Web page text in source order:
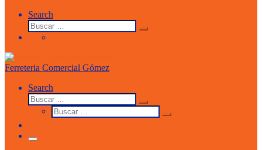
Search
Buscar
Buscar
Ferreteria Comercial Gómez
Search
Buscar
Buscar
…
Buscar
Buscar
Menu